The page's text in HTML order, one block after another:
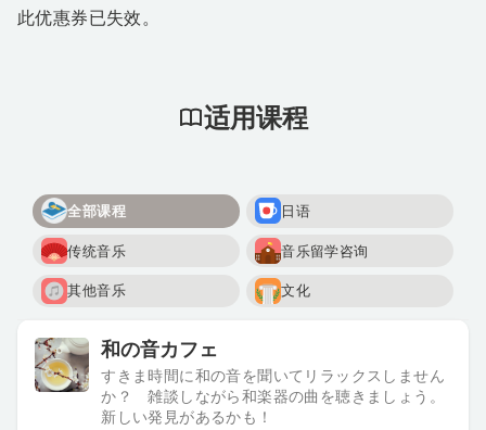
此优惠券已失效。
适用课程
全部课程 日语
传统音乐 音乐留学咨询
其他音乐 文化
和の音カフェ
すきま時間に和の音を聞いてリラックスしません
か？ 雑談しながら和楽器の曲を聴きましょう。
新しい発見があるかも！